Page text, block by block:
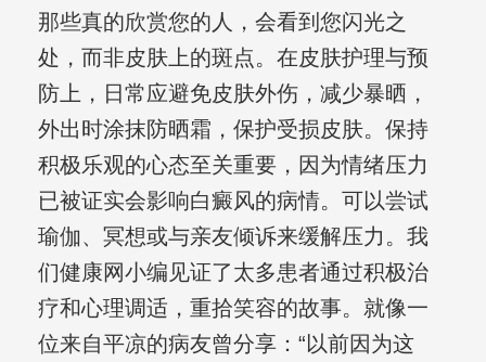
那些真的欣赏您的人，会看到您闪光之
处，而非皮肤上的斑点。在皮肤护理与预
防上，日常应避免皮肤外伤，减少暴晒，
外出时涂抹防晒霜，保护受损皮肤。保持
积极乐观的心态至关重要，因为情绪压力
已被证实会影响白癜风的病情。可以尝试
瑜伽、冥想或与亲友倾诉来缓解压力。我
们健康网小编见证了太多患者通过积极治
疗和心理调适，重拾笑容的故事。就像一
位来自平凉的病友曾分享：“以前因为这